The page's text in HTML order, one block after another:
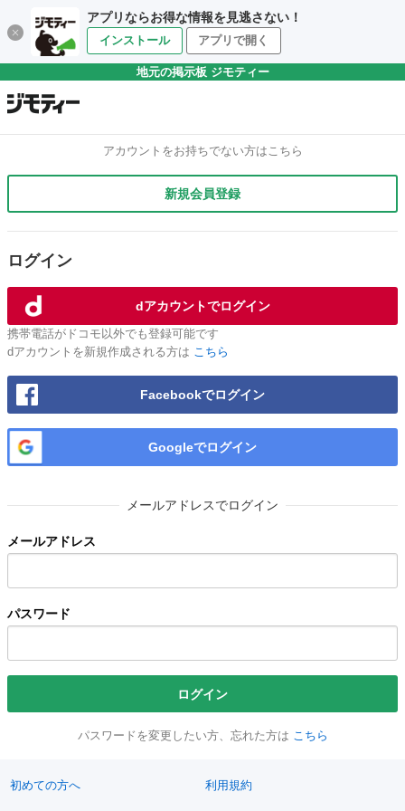
アプリならお得な情報を見逃さない！
インストール アプリで開く
地元の掲示板 ジモティー
アカウントをお持ちでない方はこちら
新規会員登録
ログイン
dアカウントでログイン
携帯電話がドコモ以外でも登録可能です
dアカウントを新規作成される方は こちら
Facebookでログイン
Googleでログイン
メールアドレスでログイン
メールアドレス
パスワード
ログイン
パスワードを変更したい方、忘れた方は こちら
初めての方へ 利用規約